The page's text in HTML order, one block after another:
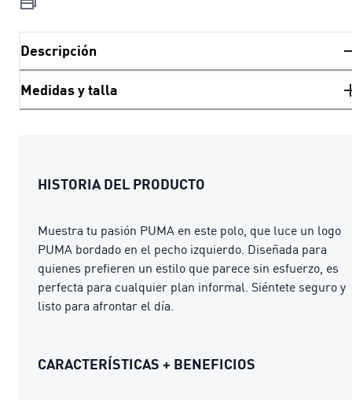
Descripción
Medidas y talla
HISTORIA DEL PRODUCTO
Muestra tu pasión PUMA en este polo, que luce un logo
PUMA bordado en el pecho izquierdo. Diseñada para
quienes prefieren un estilo que parece sin esfuerzo, es
perfecta para cualquier plan informal. Siéntete seguro y
listo para afrontar el día.
CARACTERÍSTICAS + BENEFICIOS